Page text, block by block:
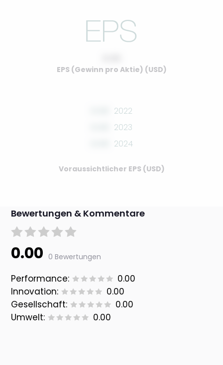
EPS (Gewinn pro Aktie) (USD)
2022
2023
2024
Voraussichtlicher EPS (USD)
Bewertungen & Kommentare
0.00 0 Bewertungen
Performance:
0.00
Innovation:
0.00
Gesellschaft:
0.00
Umwelt:
0.00